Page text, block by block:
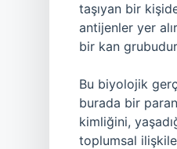
taşıyan bir
antijenler yer
bir kan
Bu biyolojik
burada bir
kimliğini,
toplumsal